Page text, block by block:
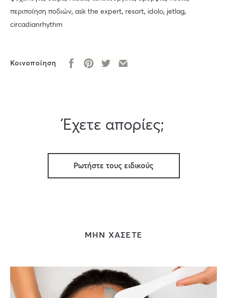
περιποίηση ποδιών, ask the expert, resort, idolo, jetlag,
circadianrhythm
Κοινοποίηση
Έχετε απορίες;
Ρωτήστε τους ειδικούς
ΜΗΝ ΧΑΣΕΤΕ